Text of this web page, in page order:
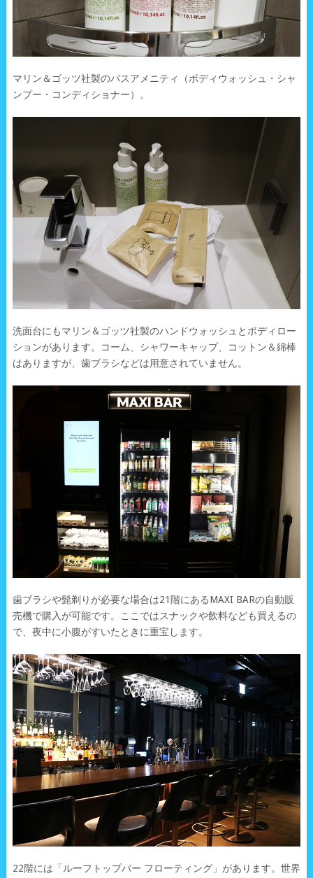
マリン＆ゴッツ社製のバスアメニティ（ボディウォッシュ・シャ
ンプー・コンディショナー）。
洗面台にもマリン＆ゴッツ社製のハンドウォッシュとボディロー
ションがあります。コーム、シャワーキャップ、コットン＆綿棒
はありますが、歯ブラシなどは用意されていません。
歯ブラシや髭剃りが必要な場合は21階にあるMAXI BARの自動販
売機で購入が可能です。ここではスナックや飲料なども買えるの
で、夜中に小腹がすいたときに重宝します。
22階には「ルーフトップバー フローティング」があります。世界